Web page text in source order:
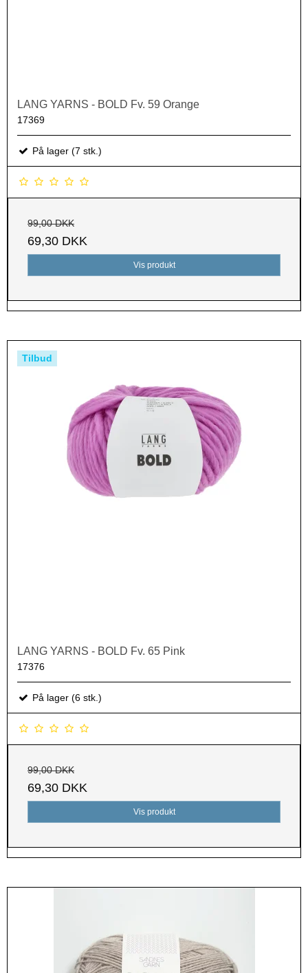
LANG YARNS - BOLD Fv. 59 Orange
17369
På lager (7 stk.)
99,00 DKK
69,30 DKK
Vis produkt
Tilbud
LANG YARNS - BOLD Fv. 65 Pink
17376
På lager (6 stk.)
99,00 DKK
69,30 DKK
Vis produkt